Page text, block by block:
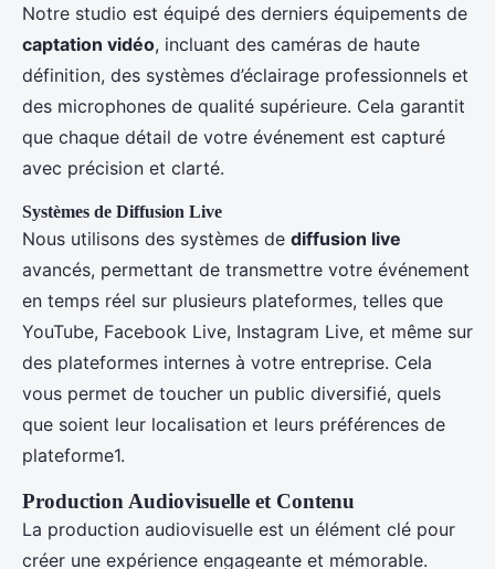
Notre studio est équipé des derniers équipements de
captation vidéo, incluant des caméras de haute
définition, des systèmes d’éclairage professionnels et
des microphones de qualité supérieure. Cela garantit
que chaque détail de votre événement est capturé
avec précision et clarté.
Systèmes de Diffusion Live
Nous utilisons des systèmes de diffusion live
avancés, permettant de transmettre votre événement
en temps réel sur plusieurs plateformes, telles que
YouTube, Facebook Live, Instagram Live, et même sur
des plateformes internes à votre entreprise. Cela
vous permet de toucher un public diversifié, quels
que soient leur localisation et leurs préférences de
plateforme1.
Production Audiovisuelle et Contenu
La production audiovisuelle est un élément clé pour
créer une expérience engageante et mémorable.